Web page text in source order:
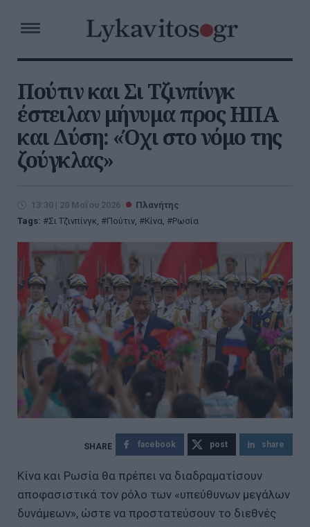
Πούτιν και Σι Τζινπίνγκ
έστειλαν μήνυμα προς ΗΠΑ
και Δύση: «Όχι στο νόμο της
ζούγκλας»
13:30 | 20 Μαΐου 2026
Πλανήτης
Tags:
Σι Τζινπίνγκ, Πούτιν, Κίνα, Ρωσία
facebook post share
Κίνα και Ρωσία θα πρέπει να διαδραματίσουν
αποφασιστικά τον ρόλο των «υπεύθυνων μεγάλων
δυνάμεων», ώστε να προστατεύσουν το διεθνές